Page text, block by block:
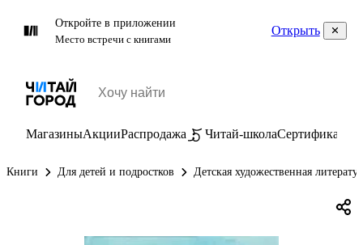
Откройте в приложении
Место встречи с книгами
Открыть
МагазиныАкцииРаспродажа Читай-школаСертификаты
Книги Для детей и подростков Детская художественная